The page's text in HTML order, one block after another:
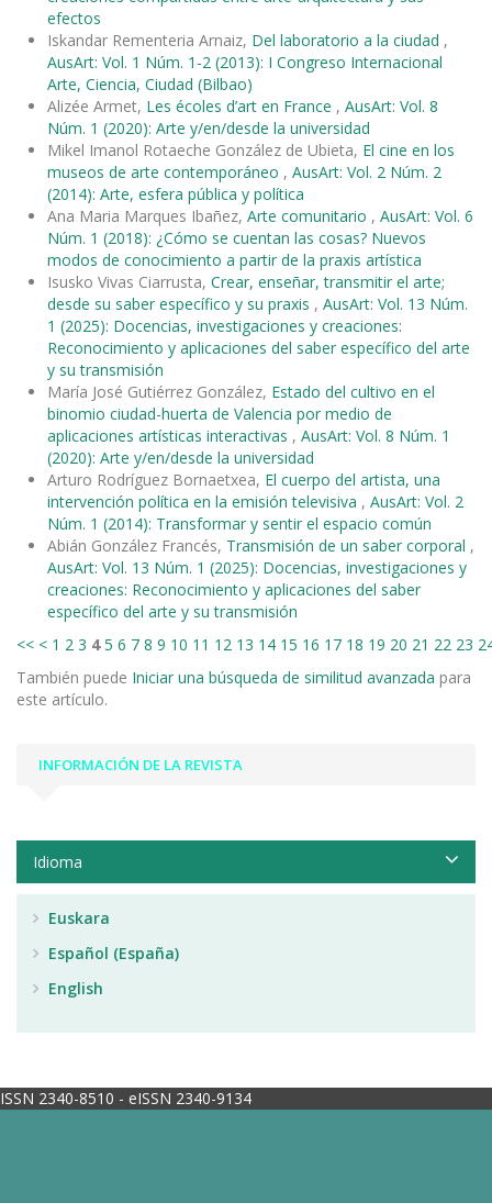
efectos
Iskandar Rementeria Arnaiz, Del laboratorio a la ciudad ,
AusArt: Vol. 1 Núm. 1-2 (2013): I Congreso Internacional
Arte, Ciencia, Ciudad (Bilbao)
Alizée Armet, Les écoles d’art en France , AusArt: Vol. 8
Núm. 1 (2020): Arte y/en/desde la universidad
Mikel Imanol Rotaeche González de Ubieta, El cine en los
museos de arte contemporáneo , AusArt: Vol. 2 Núm. 2
(2014): Arte, esfera pública y política
Ana Maria Marques Ibañez, Arte comunitario , AusArt: Vol. 6
Núm. 1 (2018): ¿Cómo se cuentan las cosas? Nuevos
modos de conocimiento a partir de la praxis artística
Isusko Vivas Ciarrusta, Crear, enseñar, transmitir el arte;
desde su saber específico y su praxis , AusArt: Vol. 13 Núm.
1 (2025): Docencias, investigaciones y creaciones:
Reconocimiento y aplicaciones del saber específico del arte
y su transmisión
María José Gutiérrez González, Estado del cultivo en el
binomio ciudad-huerta de Valencia por medio de
aplicaciones artísticas interactivas , AusArt: Vol. 8 Núm. 1
(2020): Arte y/en/desde la universidad
Arturo Rodríguez Bornaetxea, El cuerpo del artista, una
intervención política en la emisión televisiva , AusArt: Vol. 2
Núm. 1 (2014): Transformar y sentir el espacio común
Abián González Francés, Transmisión de un saber corporal ,
AusArt: Vol. 13 Núm. 1 (2025): Docencias, investigaciones y
creaciones: Reconocimiento y aplicaciones del saber
específico del arte y su transmisión
<< < 1 2 3 4 5 6 7 8 9 10 11 12 13 14 15 16 17 18 19 20 21 22 23
También puede Iniciar una búsqueda de similitud avanzada para
este artículo.
INFORMACIÓN DE LA REVISTA
Idioma
Euskara
Español (España)
English
ISSN 2340-8510 - eISSN 2340-9134